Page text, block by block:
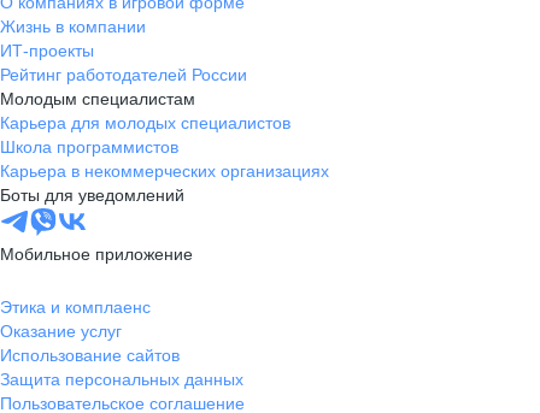
Жизнь в компании
ИТ-проекты
Рейтинг работодателей России
Молодым специалистам
Карьера для молодых специалистов
Школа программистов
Карьера в некоммерческих организациях
Боты для уведомлений
Мобильное приложение
Этика и комплаенс
Оказание услуг
Использование сайтов
Защита персональных данных
Пользовательское соглашение